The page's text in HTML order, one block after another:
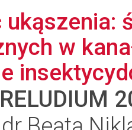
ukąszenia:
w